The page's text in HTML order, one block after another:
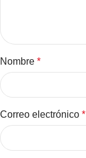
Nombre *
Correo electrónico *